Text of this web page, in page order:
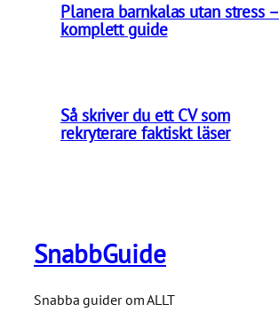
Planera barnkalas utan stress –
komplett guide
Så skriver du ett CV som
rekryterare faktiskt läser
SnabbGuide
Snabba guider om ALLT